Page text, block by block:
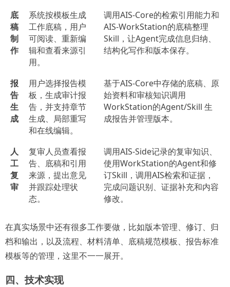
底
稿
制
作
系统按模板生成
工作底稿，用户
可阅读、重新编
辑和查看来源引
用。
调用AIS-Core的检索引用能力和
AIS-WorkStation的底稿整理
Skill，让Agent完成信息归纳、
结构化写作和版本保存。
报
告
生
成
用户选择报告模
板，生成审计报
告，并支持章节
生成、局部重写
和在线编辑。
基于AIS-Core中存储的底稿、原
始资料和审核知识调用
WorkStation的Agent/Skill 生
成报告并管理版本。
人
工
复
审
复审人员查看报
告、底稿和引用
来源，提出意见
并跟踪处理状
态。
调用AIS-Side记录的复审知识、
使用WorkStation的Agent和修
订Skill，调用AIS检索和证据，
完成问题识别、证据补充和内容
修改。
在真实场景中还有很多工作要做，比如版本管理、修订、归
档和输出，以及流程、材料清单、底稿规范模板、报告标准
模板等的管理，这里不一一展开。
四、技术实现